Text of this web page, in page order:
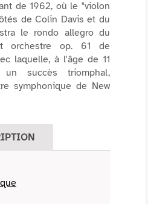
de 1962, où le "violon
de Colin Davis et du
le rondo allegro du
orchestre op. 61 de
laquelle, à l'âge de 11
succès triomphal,
symphonique de New